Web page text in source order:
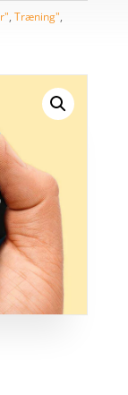
, Træning",